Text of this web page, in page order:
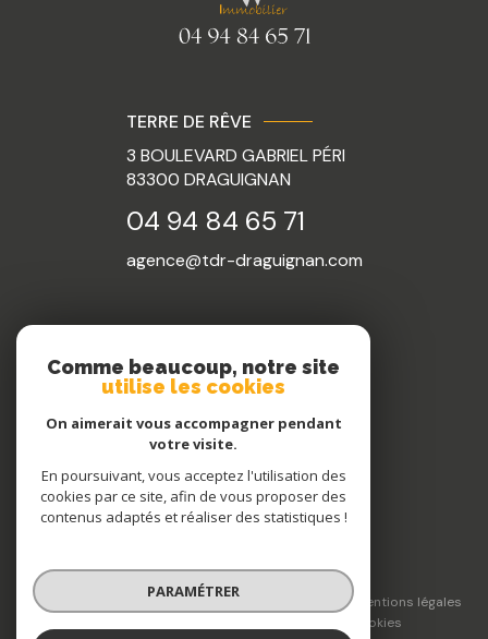
TERRE DE RÊVE
3 BOULEVARD GABRIEL PÉRI
83300 DRAGUIGNAN
04 94 84 65 71
agence@tdr-draguignan.com
Nous suivre
© 2026 | Tous droits réservés
Nos honoraires
Nos partenaires
Mentions légales
Cookies
Comme beaucoup, notre site
utilise les cookies
On aimerait vous accompagner pendant
votre visite.
En poursuivant, vous acceptez l'utilisation des
cookies par ce site, afin de vous proposer des
contenus adaptés et réaliser des statistiques !
PARAMÉTRER